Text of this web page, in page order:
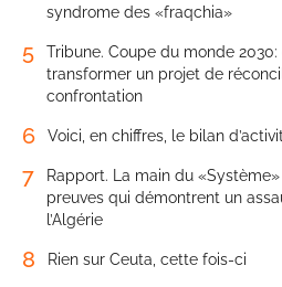
syndrome des «fraqchia»
5
Tribune. Coupe du monde
transformer un projet de
confrontation
6 Voici, en chiffres, le bilan
7
Rapport. La main du
preuves qui démontrent un
l’Algérie
8 Rien sur Ceuta, cette fois-ci